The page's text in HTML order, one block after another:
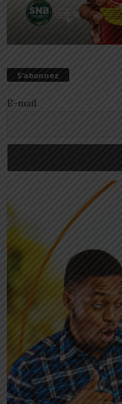
S’abonnez
E-mail